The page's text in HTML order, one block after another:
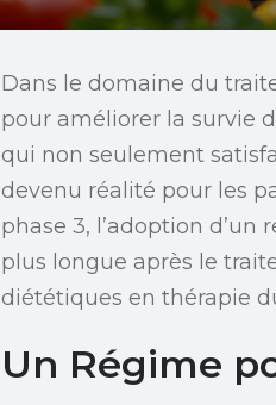
Dans le domaine du
pour améliorer la survie
qui non seulement
devenu réalité pour les
phase 3, l’adoption
plus longue après le
diététiques en thérapie
Un Régime